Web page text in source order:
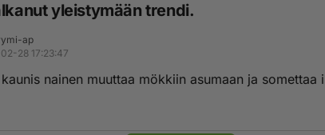
yleistymään trendi.
ap
28 17:23:47
nainen muuttaa mökkiin asumaan ja somettaa